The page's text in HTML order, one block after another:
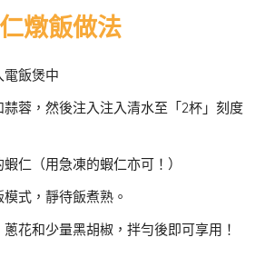
燉飯做法
電飯煲中
蓉，然後注入注入清水至「2杯」刻度
仁（用急凍的蝦仁亦可！）
式，靜待飯煮熟。
花和少量黑胡椒，拌勻後即可享用！